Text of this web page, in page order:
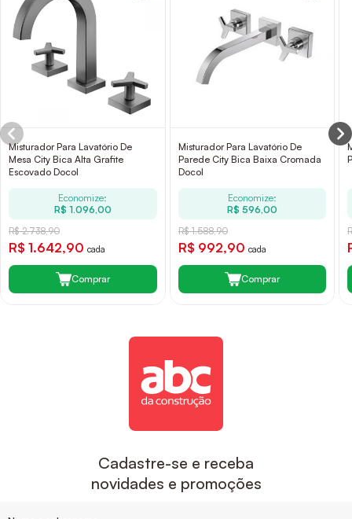
Misturador Para Lavatório De
Mesa City Bica Alta Grafite
Escovado Docol
Economize:
R$ 1.096,00
R$ 2.738,90
R$ 1.642,90 cada
Comprar
Misturador Para Lavatório De
Parede City Bica Baixa Cromada
Docol
Economize:
R$ 596,00
R$ 1.588,90
R$ 992,90 cada
Comprar
Cadastre-se e receba
novidades e promoções